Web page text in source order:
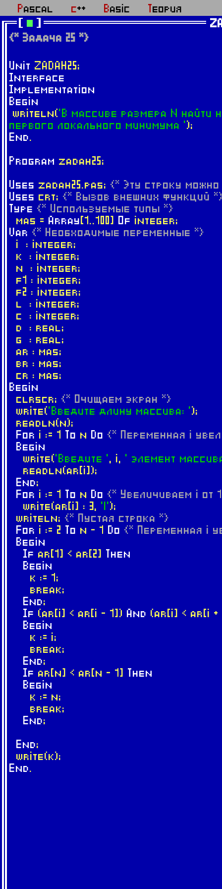
Pascal c++ Basic
Теория
{* Задача 25 *}
Unit ZADAH25;
Interface
Implementation
Begin
writeln('В массиве размера N найти
первого локального минимума ');
End.
Program zadah25;
Uses zadah25.pas; {* Эту строку
Uses crt; {* Вызов внешних функций
Type {* Используемые типы *}
mas = Array [1..100] Of integer;
Var {* Необходимые переменные *}
i : integer;
k : integer;
n : integer;
f1 : integer;
f2 : integer;
l : integer;
c : integer;
d : real;
g : real;
ar : mas;
br : mas;
cr : mas;
Begin
clrscr; {* Очищаем экран *}
write('Введите длину массива: ');
readln(n);
For i := 1 To n Do {* Переменная i
Begin
write('Введите ', i, ' элемент
readln(ar[i]);
End;
For i := 1 To n Do {* Увеличиваем i от
write(ar[i] : 3, '|');
writeln; {* Пустая строка *}
For i := 2 To n - 1 Do {* Переменная i
Begin
If ar[1] < ar[2] Then
Begin
k := 1;
break;
End;
If (ar[i] < ar[i - 1]) And (ar[i] < ar[i
Begin
k := i;
break;
End;
If ar[n] < ar[n - 1] Then
Begin
k := n;
break;
End;
End;
write(k);
End.